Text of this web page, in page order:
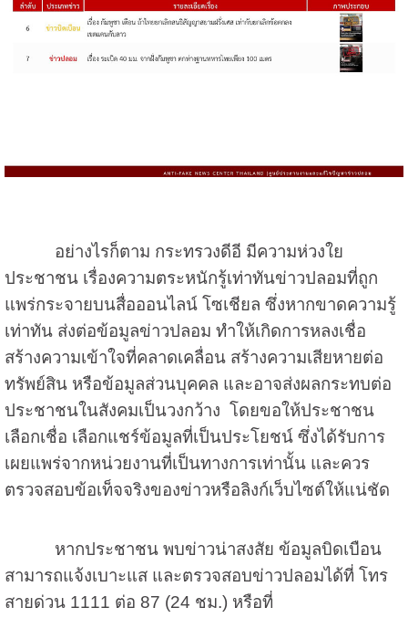
อย่างไรก็ตาม กระทรวงดีอี มีความห่วงใย
ประชาชน เรื่องความตระหนักรู้เท่าทันข่าวปลอมที่ถูก
แพร่กระจายบนสื่อออนไลน์ โซเชียล ซึ่งหากขาดความรู้
เท่าทัน ส่งต่อข้อมูลข่าวปลอม ทำให้เกิดการหลงเชื่อ
สร้างความเข้าใจที่คลาดเคลื่อน สร้างความเสียหายต่อ
ทรัพย์สิน หรือข้อมูลส่วนบุคคล และอาจส่งผลกระทบต่อ
ประชาชนในสังคมเป็นวงกว้าง โดยขอให้ประชาชน
เลือกเชื่อ เลือกแชร์ข้อมูลที่เป็นประโยชน์ ซึ่งได้รับการ
เผยแพร่จากหน่วยงานที่เป็นทางการเท่านั้น และควร
ตรวจสอบข้อเท็จจริงของข่าวหรือลิงก์เว็บไซต์ให้แน่ชัด
หากประชาชน พบข่าวน่าสงสัย ข้อมูลบิดเบือน
สามารถแจ้งเบาะแส และตรวจสอบข่าวปลอมได้ที่ โทร
สายด่วน 1111 ต่อ 87 (24 ชม.) หรือที่